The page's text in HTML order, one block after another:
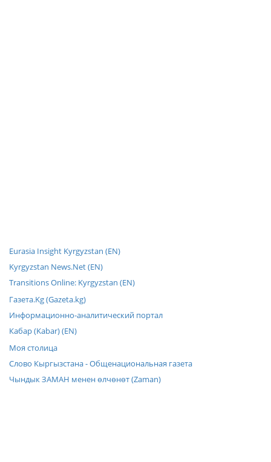
Eurasia Insight Kyrgyzstan (EN)
Kyrgyzstan News.Net (EN)
Transitions Online: Kyrgyzstan (EN)
Газета.Kg (Gazeta.kg)
Информационно-аналитический портал
Кабар (Kabar) (EN)
Моя столица
Слово Кыргызстана - Общенациональная газета
Чындык ЗАМАН менен өлчөнөт (Zaman)